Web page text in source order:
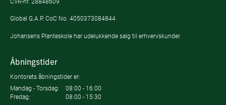
Global G.A.P. CoC No. 4050373084844
Johansens Planteskole har udelukkende salg til erhvervskunder.
Åbningstider
Kontorets åbningstider er:
Mandag - Torsdag:
08:00 - 16:00
Fredag:
08:00 - 15:30